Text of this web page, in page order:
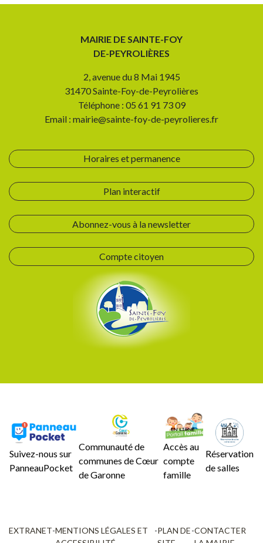
MAIRIE DE SAINTE-FOY
DE-PEYROLIÈRES
2, avenue du 8 Mai 1945
31470 Sainte-Foy-de-Peyrolières
Téléphone : 05 61 91 73 09
Email : mairie@sainte-foy-de-peyrolieres.fr
Horaires et permanence
Plan interactif
Abonnez-vous à la newsletter
Compte citoyen
Suivez-nous sur
PanneauPocket
Communauté de
communes de Cœur
de Garonne
Accès au
compte
famille
Réservation
de salles
EXTRANET-MENTIONS LÉGALES ET
-PLAN DE-CONTACTER